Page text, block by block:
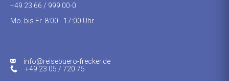
+49 23 66 / 999 00-0
Mo. bis Fr. 8:00 - 17:00 Uhr
info@reisebuero-frecker.de
+49 23 05 / 720 75